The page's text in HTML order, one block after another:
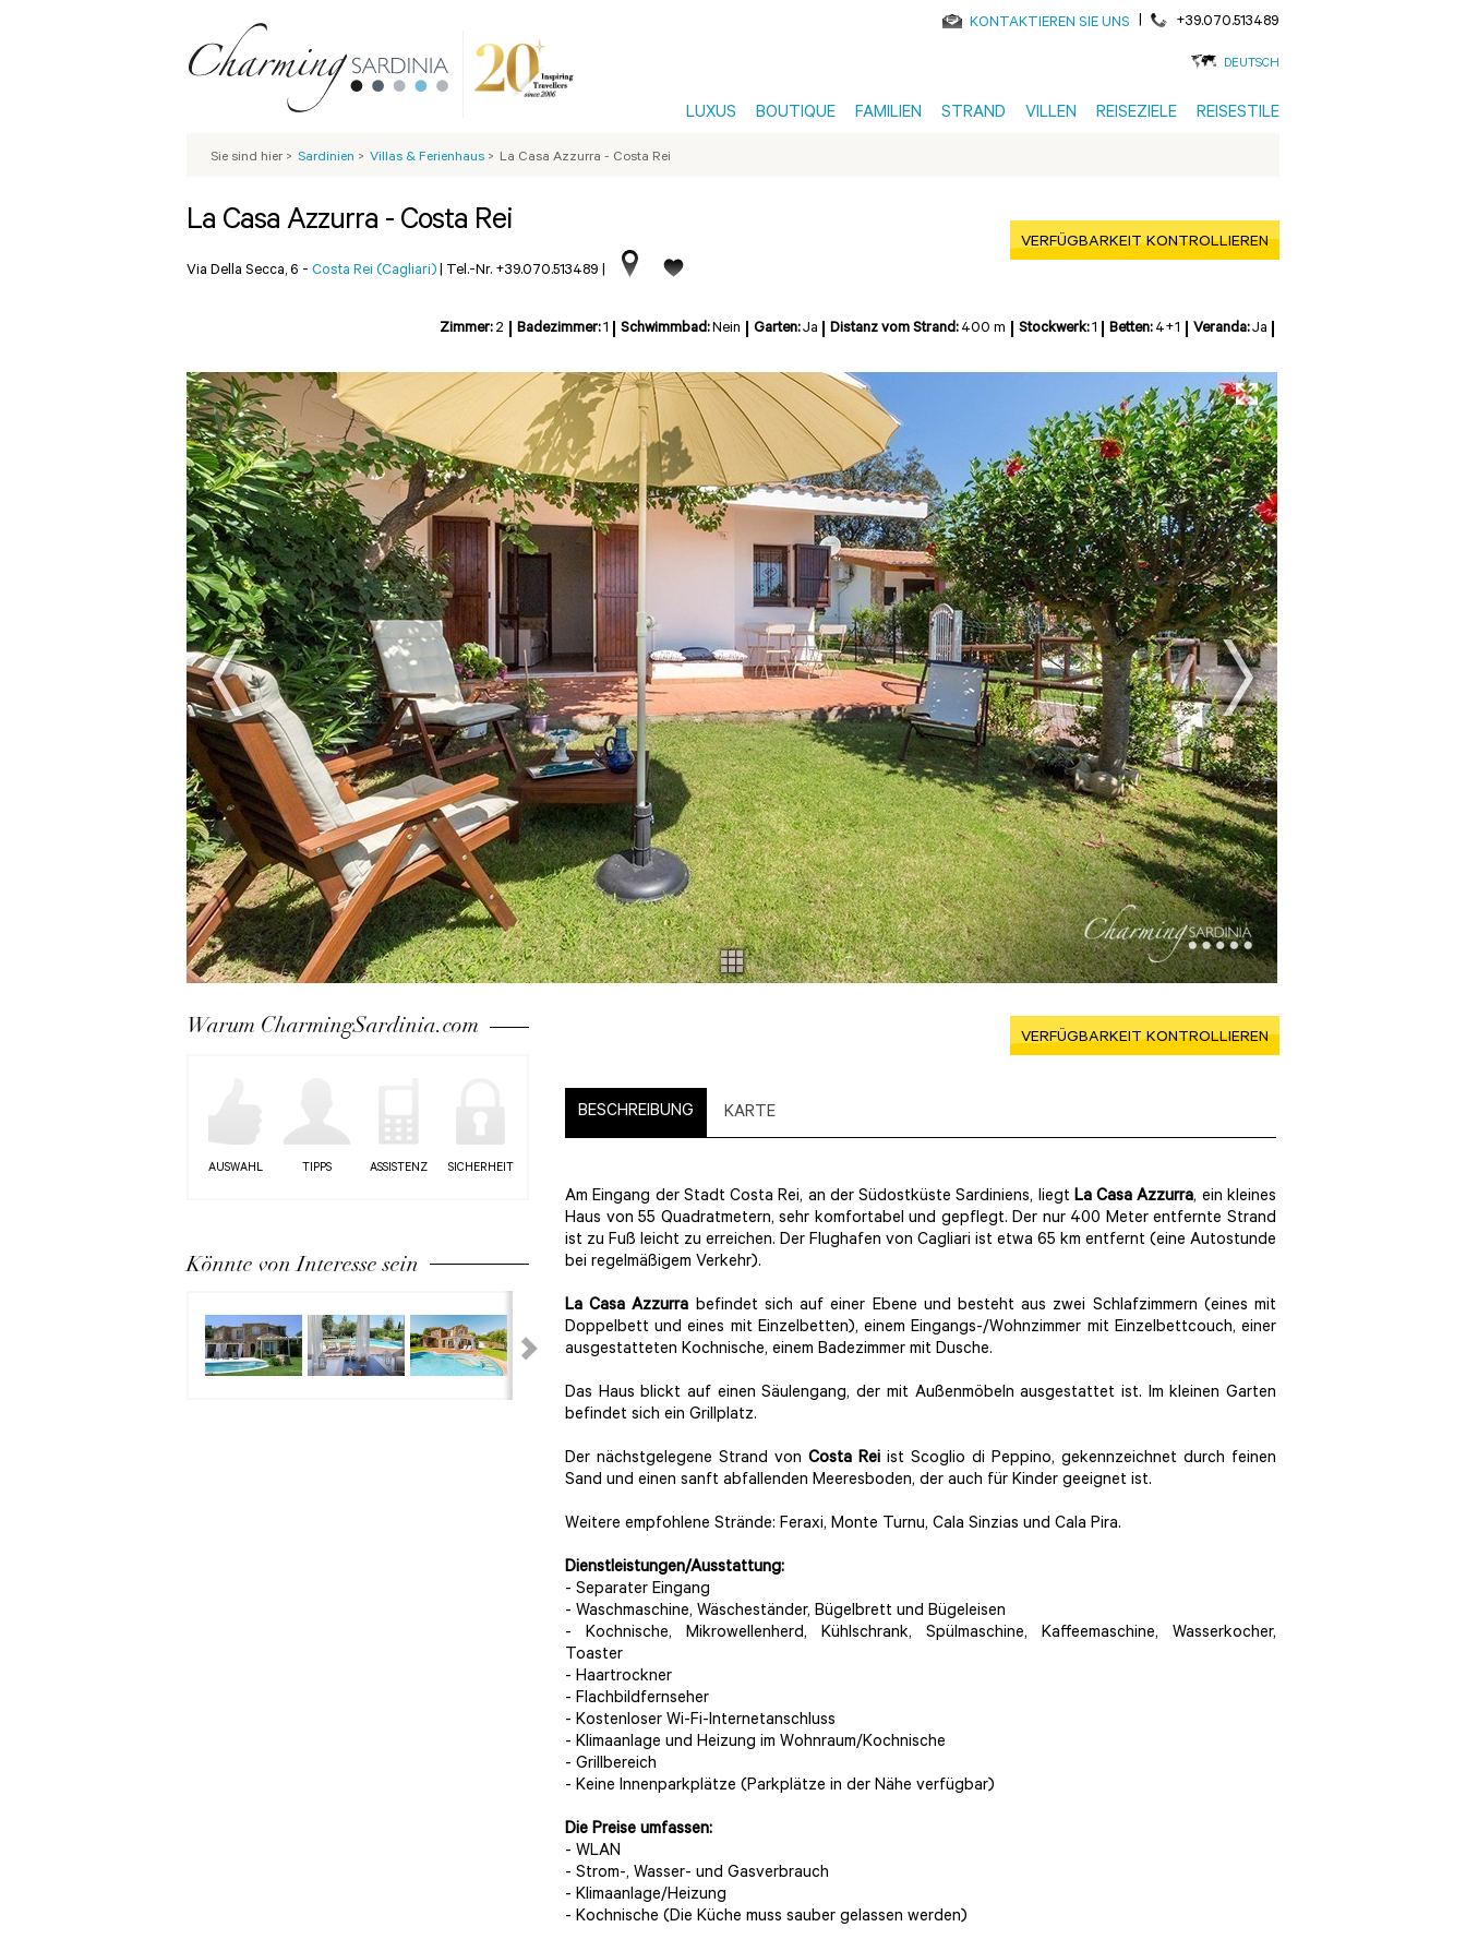
KONTAKTIEREN SIE UNS | +39.070.513489
DEUTSCH
LUXUS BOUTIQUE FAMILIEN STRAND VILLEN REISEZIELE REISESTILE
Sie sind hier > Sardinien > Villas & Ferienhaus > La Casa Azzurra - Costa Rei
La Casa Azzurra - Costa Rei
Via Della Secca, 6 - Costa Rei (Cagliari) | Tel.-Nr. +39.070.513489 |
VERFÜGBARKEIT KONTROLLIEREN
Zimmer: 2 Badezimmer:1 Schwimmbad:Nein Garten:Ja Distanz vom Strand: 400 m Stockwerk:1 Betten: 4+1 Veranda:Ja
Next
Warum CharmingSardinia.com
AUSWAHL TIPPS ASSISTENZ SICHERHEIT
Könnte von Interesse sein
VERFÜGBARKEIT KONTROLLIEREN
BESCHREIBUNG KARTE
Am Eingang der Stadt Costa Rei, an der Südostküste Sardiniens, liegt La Casa Azzurra, ein kleines
Haus von 55 Quadratmetern, sehr komfortabel und gepflegt. Der nur 400 Meter entfernte Strand
ist zu Fuß leicht zu erreichen. Der Flughafen von Cagliari ist etwa 65 km entfernt (eine Autostunde
bei regelmäßigem Verkehr).
La Casa Azzurra befindet sich auf einer Ebene und besteht aus zwei Schlafzimmern (eines mit
Doppelbett und eines mit Einzelbetten), einem Eingangs-/Wohnzimmer mit Einzelbettcouch, einer
ausgestatteten Kochnische, einem Badezimmer mit Dusche.
Das Haus blickt auf einen Säulengang, der mit Außenmöbeln ausgestattet ist. Im kleinen Garten
befindet sich ein Grillplatz.
Der nächstgelegene Strand von Costa Rei ist Scoglio di Peppino, gekennzeichnet durch feinen
Sand und einen sanft abfallenden Meeresboden, der auch für Kinder geeignet ist.
Weitere empfohlene Strände: Feraxi, Monte Turnu, Cala Sinzias und Cala Pira.
Dienstleistungen/Ausstattung:
- Separater Eingang
- Waschmaschine, Wäscheständer, Bügelbrett und Bügeleisen
- Kochnische, Mikrowellenherd, Kühlschrank, Spülmaschine, Kaffeemaschine, Wasserkocher,
Toaster
- Haartrockner
- Flachbildfernseher
- Kostenloser Wi-Fi-Internetanschluss
- Klimaanlage und Heizung im Wohnraum/Kochnische
- Grillbereich
- Keine Innenparkplätze (Parkplätze in der Nähe verfügbar)
Die Preise umfassen:
- WLAN
- Strom-, Wasser- und Gasverbrauch
- Klimaanlage/Heizung
- Kochnische (Die Küche muss sauber gelassen werden)